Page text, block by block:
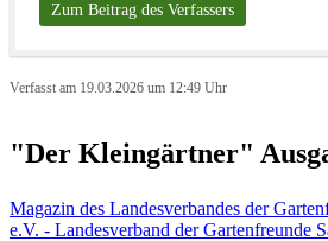
Zum Beitrag des Verfassers
Verfasst am 19.03.2026 um 12:49 Uhr
"Der Kleingärtner"
Magazin des Landesverbandes der
e.V. - Landesverband der Gartenfreunde